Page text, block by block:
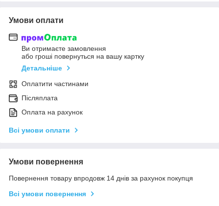
Умови оплати
Ви отримаєте замовлення
або гроші повернуться на вашу картку
Детальніше
Оплатити частинами
Післяплата
Оплата на рахунок
Всі умови оплати
Умови повернення
Повернення товару впродовж 14 днів за рахунок покупця
Всі умови повернення